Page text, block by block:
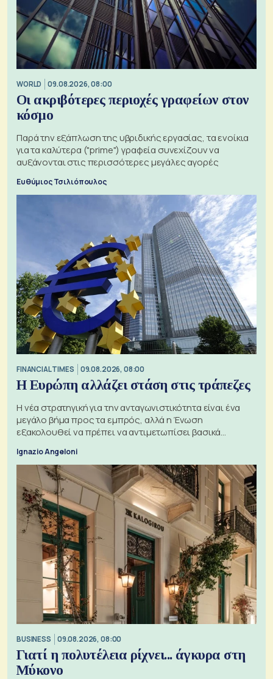
WORLD 09.08.2026, 08:00
Οι ακριβότερες περιοχές γραφείων στον
κόσμο
Παρά την εξάπλωση της υβριδικής εργασίας, τα ενοίκια
για τα καλύτερα ("prime") γραφεία συνεχίζουν να
αυξάνονται στις περισσότερες μεγάλες αγορές
Ευθύμιος Τσιλιόπουλος
FINANCIAL TIMES 09.08.2026, 08:00
Η Ευρώπη αλλάζει στάση στις τράπεζες
Η νέα στρατηγική για την ανταγωνιστικότητα είναι ένα
μεγάλο βήμα προς τα εμπρός, αλλά η Ένωση
εξακολουθεί να πρέπει να αντιμετωπίσει βασικά
Ignazio Angeloni
BUSINESS 09.08.2026, 08:00
Γιατί η πολυτέλεια ρίχνει... άγκυρα στη
Μύκονο